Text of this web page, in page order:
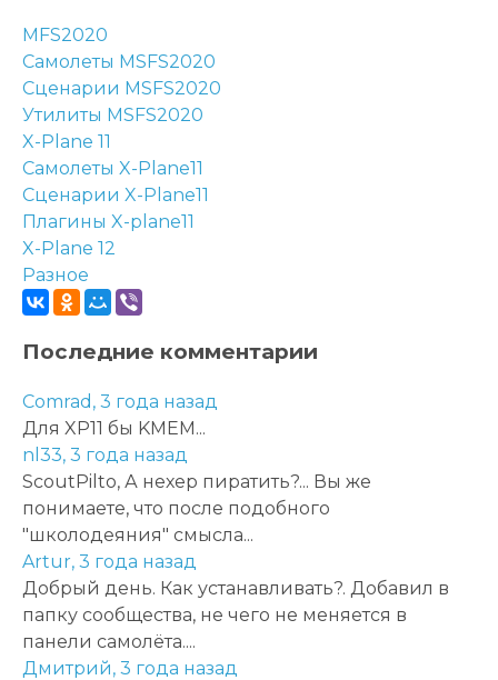
MFS2020
Самолеты MSFS2020
Сценарии MSFS2020
Утилиты MSFS2020
X-Plane 11
Самолеты X-Plane11
Сценарии X-Plane11
Плагины X-plane11
X-Plane 12
Разное
Последние комментарии
Comrad, 3 года назад
Для XP11 бы KMEM...
nl33, 3 года назад
ScoutPilto, А нехер пиратить?... Вы же
понимаете, что после подобного
"школодеяния" смысла...
Artur, 3 года назад
Добрый день. Как устанавливать?. Добавил в
папку сообщества, не чего не меняется в
панели самолёта....
Дмитрий, 3 года назад